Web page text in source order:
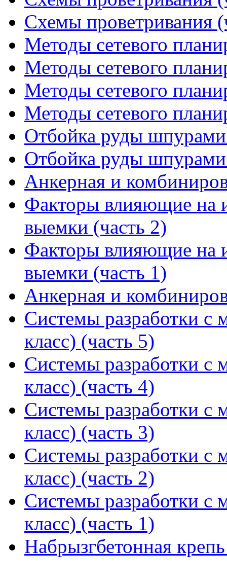
Схемы проветривания
Методы сетевого
Методы сетевого
Методы сетевого
Методы сетевого
Отбойка руды
Отбойка руды
Анкерная и
Факторы влияющие на
выемки (часть 2)
Факторы влияющие на
выемки (часть 1)
Анкерная и
Системы разработки с
класс) (часть 5)
Системы разработки с
класс) (часть 4)
Системы разработки с
класс) (часть 3)
Системы разработки с
класс) (часть 2)
Системы разработки с
класс) (часть 1)
Набрызгбетонная